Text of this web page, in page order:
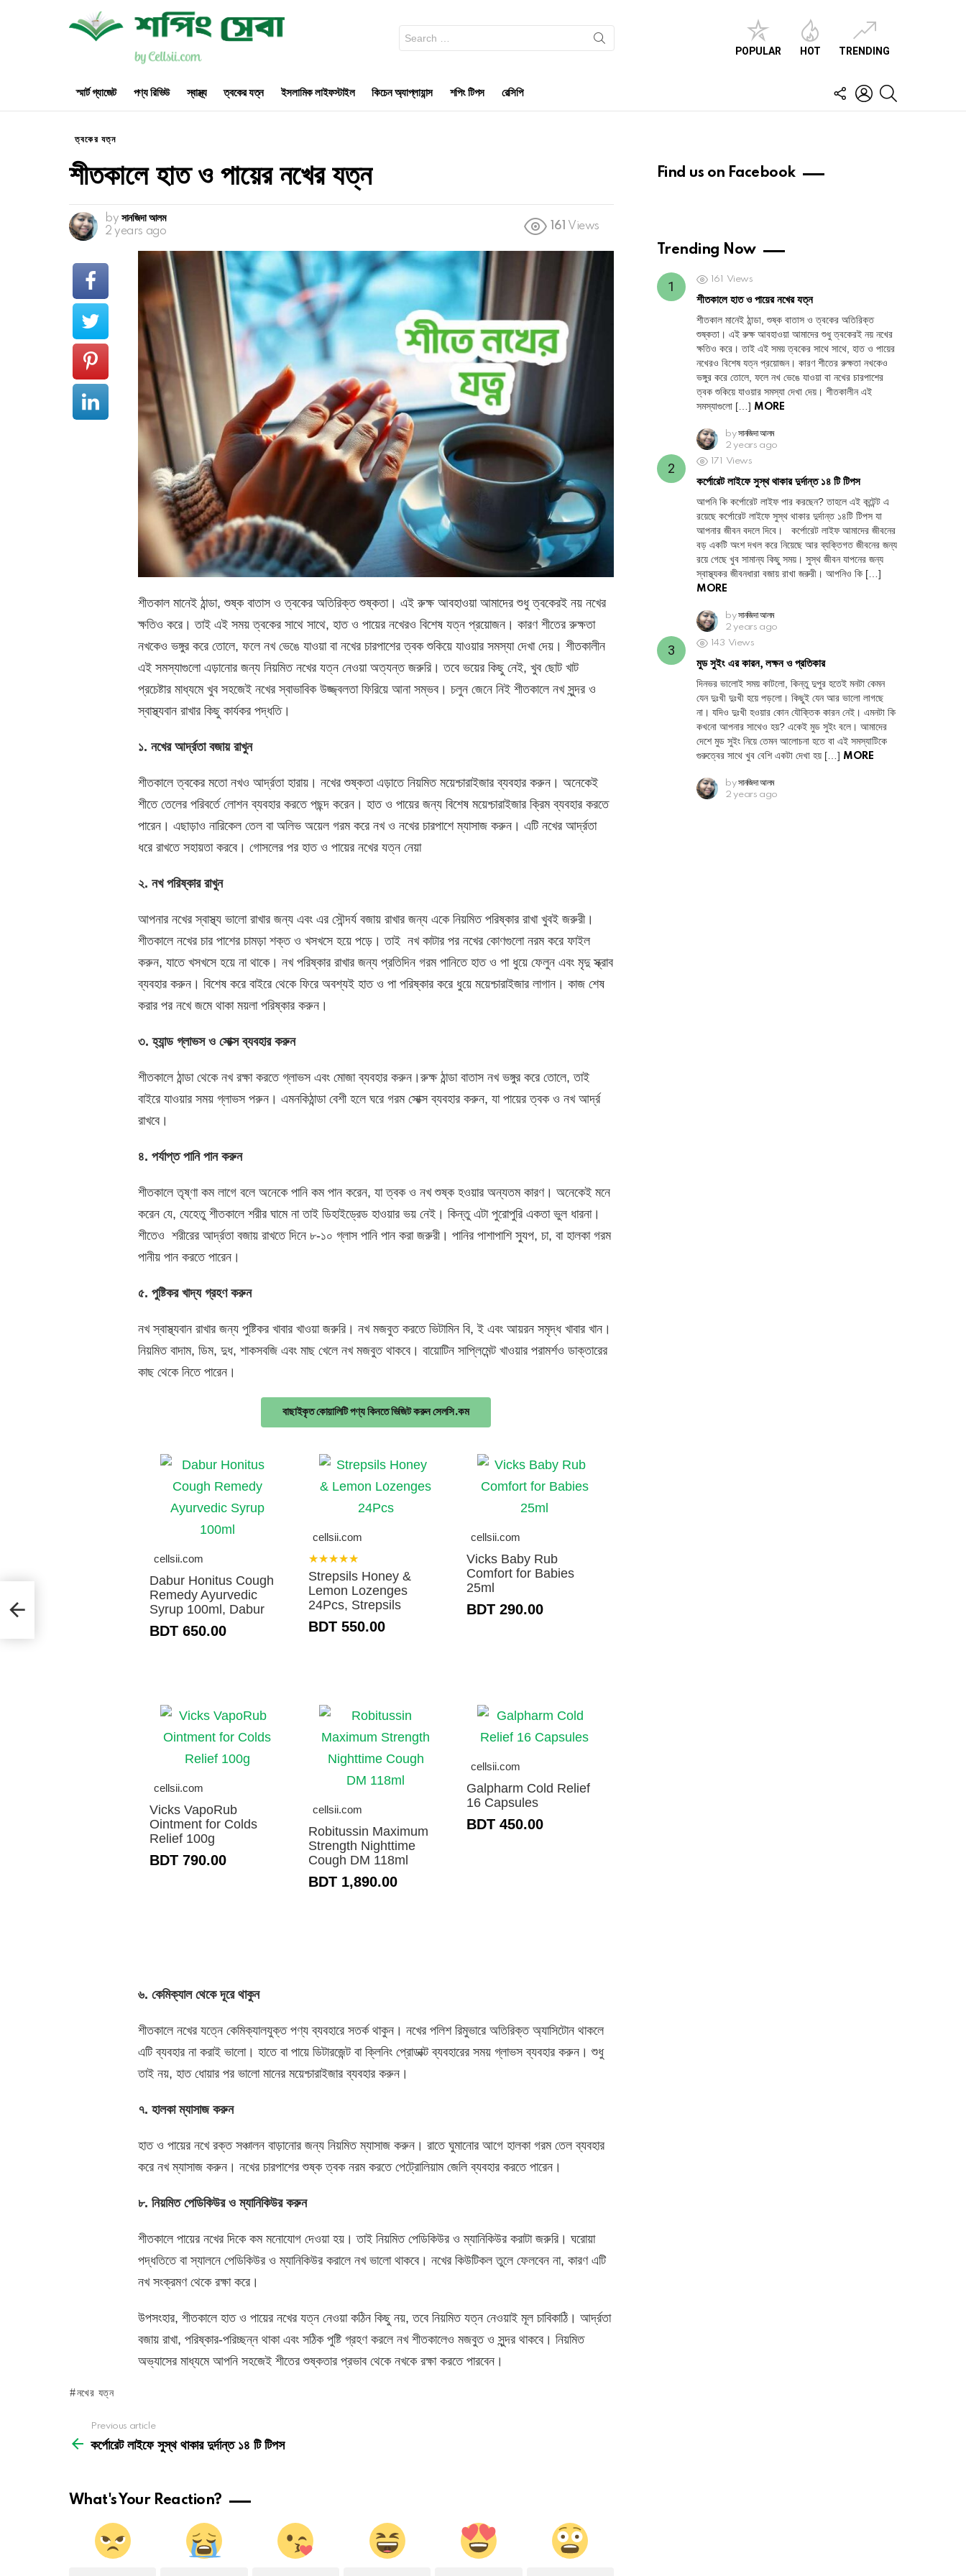
for:
POPULAR HOT TRENDING
স্মার্ট গ্যাজেট পণ্য রিভিউ স্বাস্থ্য ত্বকের যত্ন ইসলামিক লাইফস্টাইল কিচেন অ্যাপ্লায়ান্স শপিং টিপস রেসিপি
FOLLOW
US
LOGIN
ত্বকের যত্ন
শীতকালে হাত ও পায়ের নখের যত্ন
by সানজিদা আলম
2 years ago
161 Views
শীতকাল মানেই ঠান্ডা, শুষ্ক বাতাস ও ত্বকের অতিরিক্ত শুষ্কতা। এই রুক্ষ আবহাওয়া আমাদের শুধু ত্বকেরই নয় নখের
ক্ষতিও করে। তাই এই সময় ত্বকের সাথে সাথে, হাত ও পায়ের নখেরও বিশেষ যত্ন প্রয়োজন। কারণ শীতের রুক্ষতা
নখকেও ভঙ্গুর করে তোলে, ফলে নখ ভেঙে যাওয়া বা নখের চারপাশের ত্বক শুকিয়ে যাওয়ার সমস্যা দেখা দেয়। শীতকালীন
এই সমস্যাগুলো এড়ানোর জন্য নিয়মিত নখের যত্ন নেওয়া অত্যন্ত জরুরি। তবে ভয়ের কিছু নেই, খুব ছোট খাট
প্রচেষ্টার মাধ্যমে খুব সহজেই নখের স্বাভাবিক উজ্জ্বলতা ফিরিয়ে আনা সম্ভব। চলুন জেনে নিই শীতকালে নখ সুন্দর ও
স্বাস্থ্যবান রাখার কিছু কার্যকর পদ্ধতি।
১. নখের আর্দ্রতা বজায় রাখুন
শীতকালে ত্বকের মতো নখও আর্দ্রতা হারায়। নখের শুষ্কতা এড়াতে নিয়মিত ময়েশ্চারাইজার ব্যবহার করুন। অনেকেই
শীতে তেলের পরিবর্তে লোশন ব্যবহার করতে পছন্দ করেন। হাত ও পায়ের জন্য বিশেষ ময়েশ্চারাইজার ক্রিম ব্যবহার করতে
পারেন। এছাড়াও নারিকেল তেল বা অলিভ অয়েল গরম করে নখ ও নখের চারপাশে ম্যাসাজ করুন। এটি নখের আর্দ্রতা
ধরে রাখতে সহায়তা করবে। গোসলের পর হাত ও পায়ের নখের যত্ন নেয়া
২. নখ পরিষ্কার রাখুন
আপনার নখের স্বাস্থ্য ভালো রাখার জন্য এবং এর সৌন্দর্য বজায় রাখার জন্য একে নিয়মিত পরিষ্কার রাখা খুবই জরুরী।
শীতকালে নখের চার পাশের চামড়া শক্ত ও খসখসে হয়ে পড়ে। তাই নখ কাটার পর নখের কোণগুলো নরম করে ফাইল
করুন, যাতে খসখসে হয়ে না থাকে। নখ পরিষ্কার রাখার জন্য প্রতিদিন গরম পানিতে হাত ও পা ধুয়ে ফেলুন এবং মৃদু স্ক্রাব
ব্যবহার করুন। বিশেষ করে বাইরে থেকে ফিরে অবশ্যই হাত ও পা পরিষ্কার করে ধুয়ে ময়েশ্চারাইজার লাগান। কাজ শেষ
করার পর নখে জমে থাকা ময়লা পরিষ্কার করুন।
৩.হ্যান্ড গ্লাভস ও সোক্স ব্যবহার করুন
শীতকালে ঠান্ডা থেকে নখ রক্ষা করতে গ্লাভস এবং মোজা ব্যবহার করুন।রুক্ষ ঠান্ডা বাতাস নখ ভঙ্গুর করে তোলে, তাই
বাইরে যাওয়ার সময় গ্লাভস পরুন। এমনকিঠান্ডা বেশী হলে ঘরে গরম সোক্স ব্যবহার করুন, যা পায়ের ত্বক ও নখ আর্দ্র
রাখবে।
৪. পর্যাপ্ত পানি পান করুন
শীতকালে তৃষ্ণা কম লাগে বলে অনেকে পানি কম পান করেন, যা ত্বক ও নখ শুষ্ক হওয়ার অন্যতম কারণ। অনেকেই মনে
করেন যে, যেহেতু শীতকালে শরীর ঘামে না তাই ডিহাইড্রেড হাওয়ার ভয় নেই। কিন্তু এটা পুরোপুরি একতা ভুল ধারনা।
শীতেও শরীরের আর্দ্রতা বজায় রাখতে দিনে ৮-১০ গ্লাস পানি পান করা জরুরী। পানির পাশাপাশি স্যুপ, চা, বা হালকা গরম
পানীয় পান করতে পারেন।
৫. পুষ্টিকর খাদ্য গ্রহণ করুন
নখ স্বাস্থ্যবান রাখার জন্য পুষ্টিকর খাবার খাওয়া জরুরি। নখ মজবুত করতে ভিটামিন বি, ই এবং আয়রন সমৃদ্ধ খাবার খান।
নিয়মিত বাদাম, ডিম, দুধ, শাকসবজি এবং মাছ খেলে নখ মজবুত থাকবে। বায়োটিন সাপ্লিমেন্ট খাওয়ার পরামর্শও ডাক্তারের
কাছ থেকে নিতে পারেন।
বাছাইকৃত কোয়ালিটি পণ্য কিনতে ভিজিট করুন সেলসি.কম
cellsii.com
Dabur Honitus Cough
Remedy Ayurvedic
Syrup 100ml, Dabur
BDT 650.00
cellsii.com
★★★★★
Strepsils Honey &
Lemon Lozenges
24Pcs, Strepsils
BDT 550.00
cellsii.com
Vicks Baby Rub
Comfort for Babies
25ml
BDT 290.00
cellsii.com
Vicks VapoRub
Ointment for Colds
Relief 100g
BDT 790.00
cellsii.com
Robitussin Maximum
Strength Nighttime
Cough DM 118ml
BDT 1,890.00
cellsii.com
Galpharm Cold Relief
16 Capsules
BDT 450.00
৬. কেমিক্যাল থেকে দূরে থাকুন
শীতকালে নখের যত্নে কেমিক্যালযুক্ত পণ্য ব্যবহারে সতর্ক থাকুন। নখের পলিশ রিমুভারে অতিরিক্ত অ্যাসিটোন থাকলে
এটি ব্যবহার না করাই ভালো। হাতে বা পায়ে ডিটারজেন্ট বা ক্লিনিং প্রোডাক্ট ব্যবহারের সময় গ্লাভস ব্যবহার করুন। শুধু
তাই নয়, হাত ধোয়ার পর ভালো মানের ময়েশ্চারাইজার ব্যবহার করুন।
৭. হালকা ম্যাসাজ করুন
হাত ও পায়ের নখে রক্ত সঞ্চালন বাড়ানোর জন্য নিয়মিত ম্যাসাজ করুন। রাতে ঘুমানোর আগে হালকা গরম তেল ব্যবহার
করে নখ ম্যাসাজ করুন। নখের চারপাশের শুষ্ক ত্বক নরম করতে পেট্রোলিয়াম জেলি ব্যবহার করতে পারেন।
৮. নিয়মিত পেডিকিউর ও ম্যানিকিউর করুন
শীতকালে পায়ের নখের দিকে কম মনোযোগ দেওয়া হয়। তাই নিয়মিত পেডিকিউর ও ম্যানিকিউর করাটা জরুরি। ঘরোয়া
পদ্ধতিতে বা স্যালনে পেডিকিউর ও ম্যানিকিউর করালে নখ ভালো থাকবে। নখের কিউটিকল তুলে ফেলবেন না, কারণ এটি
নখ সংক্রমণ থেকে রক্ষা করে।
উপসংহার, শীতকালে হাত ও পায়ের নখের যত্ন নেওয়া কঠিন কিছু নয়, তবে নিয়মিত যত্ন নেওয়াই মূল চাবিকাঠি। আর্দ্রতা
বজায় রাখা, পরিষ্কার-পরিচ্ছন্ন থাকা এবং সঠিক পুষ্টি গ্রহণ করলে নখ শীতকালেও মজবুত ও সুন্দর থাকবে। নিয়মিত
অভ্যাসের মাধ্যমে আপনি সহজেই শীতের শুষ্কতার প্রভাব থেকে নখকে রক্ষা করতে পারবেন।
নখের যত্ন
more
Previous article
কর্পোরেট লাইফে সুস্থ থাকার দুর্দান্ত ১৪ টি টিপস
What's Your Reaction?
Find us on Facebook
Trending Now
161 Views
শীতকালে হাত ও পায়ের নখের যত্ন
শীতকাল মানেই ঠান্ডা, শুষ্ক বাতাস ও ত্বকের অতিরিক্ত
শুষ্কতা। এই রুক্ষ আবহাওয়া আমাদের শুধু ত্বকেরই নয় নখের
ক্ষতিও করে। তাই এই সময় ত্বকের সাথে সাথে, হাত ও পায়ের
নখেরও বিশেষ যত্ন প্রয়োজন। কারণ শীতের রুক্ষতা নখকেও
ভঙ্গুর করে তোলে, ফলে নখ ভেঙে যাওয়া বা নখের চারপাশের
ত্বক শুকিয়ে যাওয়ার সমস্যা দেখা দেয়। শীতকালীন এই
সমস্যাগুলো […] MORE
by সানজিদা আলম
2 years ago
171
Views
কর্পোরেট লাইফে সুস্থ থাকার দুর্দান্ত ১৪ টি টিপস
আপনি কি কর্পোরেট লাইফ পার করছেন? তাহলে এই কন্টেন্ট এ
রয়েছে কর্পোরেট লাইফে সুস্থ থাকার দুর্দান্ত ১৪টি টিপস যা
আপনার জীবন বদলে দিবে। কর্পোরেট লাইফ আমাদের জীবনের
বড় একটি অংশ দখল করে নিয়েছে আর ব্যক্তিগত জীবনের জন্য
রয়ে গেছে খুব সামান্য কিছু সময়। সুস্থ জীবন যাপনের জন্য
স্বাস্থ্যকর জীবনধারা বজায় রাখা জরুরী। আপনিও কি […]
MORE
by সানজিদা আলম
2 years ago
143 Views
মুড সুইং এর কারন, লক্ষন ও প্রতিকার
দিনভর ভালোই সময় কাটলো, কিন্তু দুপুর হতেই মনটা কেমন
যেন দুঃখী দুঃখী হয়ে পড়লো। কিছুই যেন আর ভালো লাগছে
না। যদিও দুঃখী হওয়ার কোন যৌক্তিক কারন নেই। এমনটা কি
কখনো আপনার সাথেও হয়? একেই মুড সুইং বলে। আমাদের
দেশে মুড সুইং নিয়ে তেমন আলোচনা হতে বা এই সমস্যাটিকে
গুরুত্বের সাথে খুব বেশি একটা দেখা হয় […] MORE
by সানজিদা আলম
2 years ago